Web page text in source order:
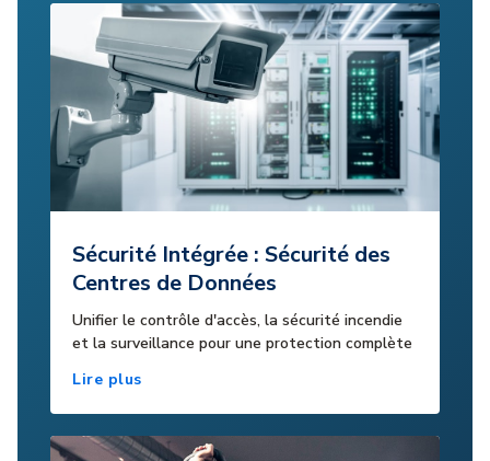
Sécurité Intégrée : Sécurité des
Centres de Données
Unifier le contrôle d'accès, la sécurité incendie
et la surveillance pour une protection complète
Lire plus